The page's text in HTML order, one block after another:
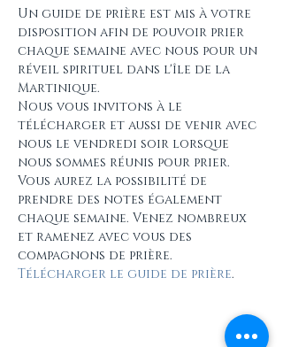
Un guide de prière est mis à votre
disposition afin de pouvoir prier
chaque semaine avec nous pour un
réveil spirituel dans l'île de la
Martinique.
Nous vous invitons à le
télécharger et aussi de venir avec
nous le vendredi soir lorsque
nous sommes réunis pour prier.
Vous aurez la possibilité de
prendre des notes également
chaque semaine. Venez nombreux
et ramenez avec vous des
compagnons de prière.
Télécharger le guide de prière.